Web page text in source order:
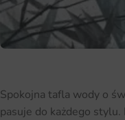
Spokojna tafla wody o
pasuje do każdego